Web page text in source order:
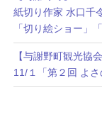
紙切り作家 水口千
「切り絵ショー」
【与謝野町観光協会
11/１「第２回 よ